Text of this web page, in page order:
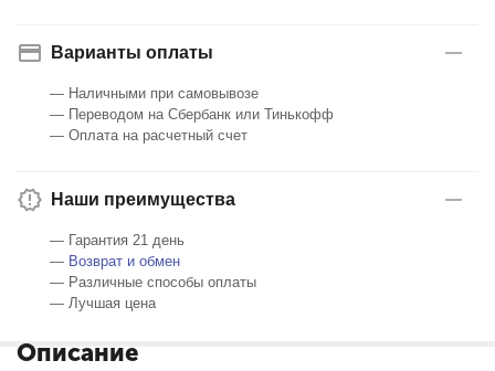
Варианты оплаты
— Наличными при самовывозе
— Переводом на Сбербанк или Тинькофф
— Оплата на расчетный счет
Наши преимущества
— Гарантия 21 день
— Возврат и обмен
— Различные способы оплаты
— Лучшая цена
Описание